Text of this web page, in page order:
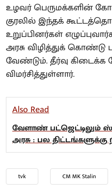
உழவர் பெருமக்களின்
குரலில் இந்தக்
உறுப்பினர்கள்
அரசு விழித்துக்
வேண்டும். தீர்வு
விமர்சித்துள்ளார்.
Also Read
வேளாண் பட்ஜெட்டிலும்
அரசு : பல திட்டங்களுக்கு
tvk CM MK Stalin